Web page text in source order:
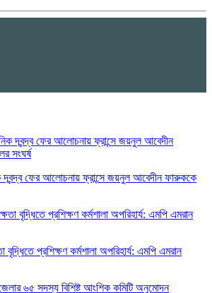
দ্বন্দ্ব ফের আলোচনায় ফ্রান্সে জয়নুল আবেদীন ফারুককে
প্রশিক্ষণ কর্মশালা অপরিহার্য: এমপি এমরান